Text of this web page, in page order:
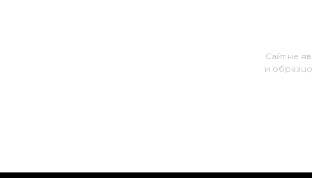
Сайт не
и